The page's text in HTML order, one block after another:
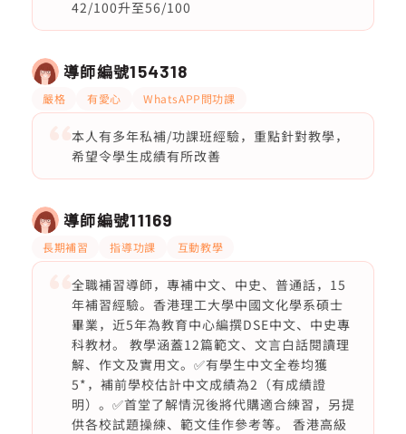
42/100升至56/100
導師編號154318
嚴格 有愛心 WhatsAPP問功課
本人有多年私補/功課班經驗，重點針對教學，
希望令學生成績有所改善
導師編號11169
長期補習 指導功課 互動教學
全職補習導師，專補中文、中史、普通話，15
年補習經驗。香港理工大學中國文化學系碩士
畢業，近5年為教育中心編撰DSE中文、中史專
科教材。 教學涵蓋12篇範文、文言白話閱讀理
解、作文及實用文。✅有學生中文全卷均獲
5*，補前學校估計中文成績為2（有成績證
明）。✅首堂了解情況後將代購適合練習，另提
供各校試題操練、範文佳作參考等。 香港高級